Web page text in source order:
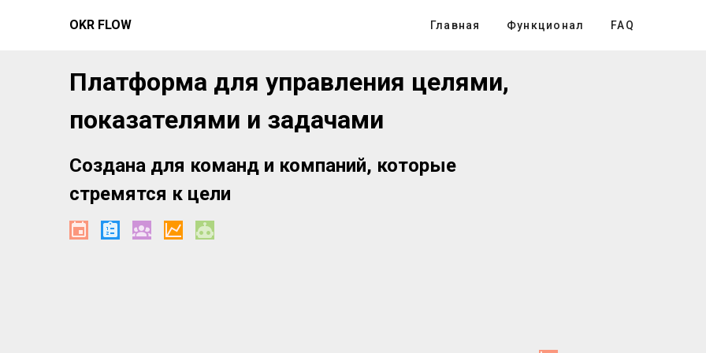
OKR FLOW Главная Функционал FAQ
Платформа для управления целями,
показателями и задачами
Создана для команд и компаний, которые
стремятся к цели